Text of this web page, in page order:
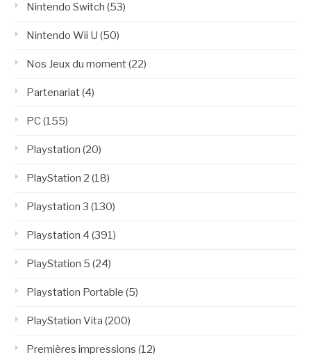
Nintendo Switch (53)
Nintendo Wii U (50)
Nos Jeux du moment(22)
Partenariat(4)
PC(155)
Playstation (20)
PlayStation 2 (18)
Playstation 3 (130)
Playstation 4 (391)
PlayStation 5 (24)
Playstation Portable (5)
PlayStation Vita (200)
Premières impressions (12)